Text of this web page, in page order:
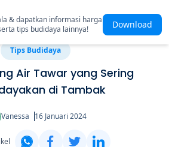
& dapatkan informasi harga
tips budidaya lainnya!
Download
Tips Budidaya
Air Tawar yang Sering
di Tambak
Vanessa 16 Januari 2024